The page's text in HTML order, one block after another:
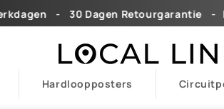
-ㅤ ㅤ ㅤ 30 Dagen Retourgarantieㅤ ㅤ ㅤ -ㅤ ㅤ ㅤㅤ
Hardloopposters